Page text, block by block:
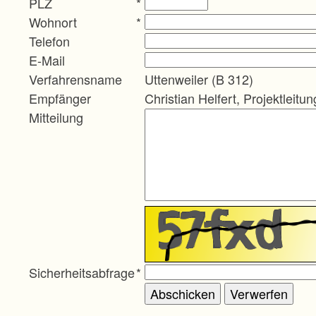
Wohnort
*
Telefon
E-Mail
Verfahrensname
Uttenweiler (B 312)
Empfänger
Christian Helfert,
Mitteilung
Sicherheitsabfrage*